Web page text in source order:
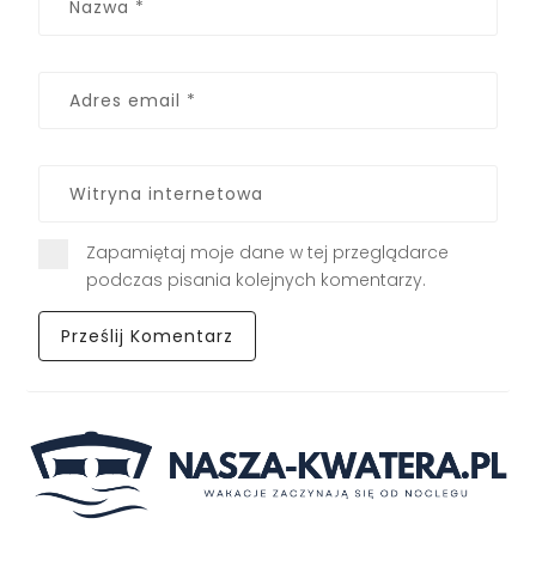
Zapamiętaj moje dane w tej przeglądarce
podczas pisania kolejnych komentarzy.